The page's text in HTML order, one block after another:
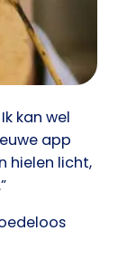
kan wel
app
hielen licht,